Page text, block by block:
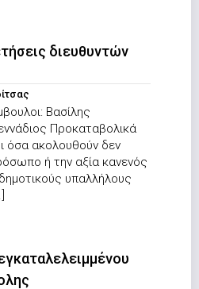
διευθυντών
Βασίλης
Προκαταβολικά
όσα ακολουθούν δεν
ή την αξία κανενός
υπαλλήλους